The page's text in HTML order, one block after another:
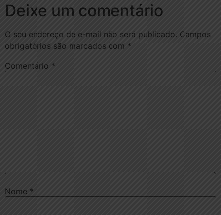
Deixe um comentário
O seu endereço de e-mail não será publicado. Campos
obrigatórios são marcados com *
Comentário *
Nome *